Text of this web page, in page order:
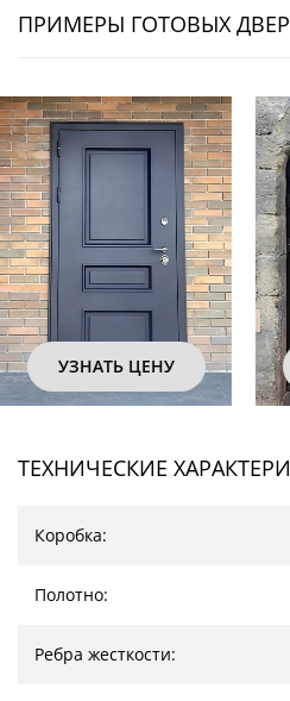
ПРИМЕРЫ ГОТОВЫХ
УЗНАТЬ ЦЕНУ
ТЕХНИЧЕСКИЕ
Коробка:
Полотно:
Ребра жесткости: